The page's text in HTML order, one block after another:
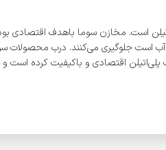
است. مخازن سوما باهدف
است جلوگیری می‌کنند. درب محصولات
پلی‌اتیلن اقتصادی و باکیفیت کرده